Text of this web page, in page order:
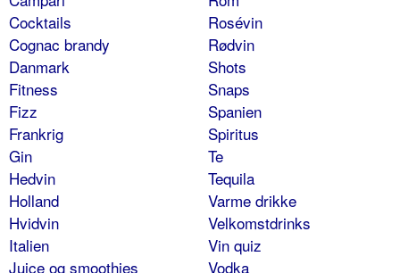
Cocktails
Cognac brandy
Danmark
Fitness
Fizz
Frankrig
Gin
Hedvin
Holland
Hvidvin
Italien
Juice og smoothies
Rosévin
Rødvin
Shots
Snaps
Spanien
Spiritus
Te
Tequila
Varme drikke
Velkomstdrinks
Vin quiz
Vodka